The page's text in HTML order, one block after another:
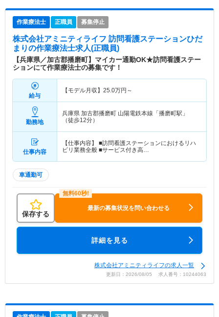
作業療法士 正職員 募集停止
株式会社アミニティライフ 訪問看護ステーションひだ
まりの作業療法士求人(正職員)
【兵庫県／加古郡播磨町】マイカー通勤OK★訪問看護ステー
ションにて作業療法士の募集です！
給与
【モデル月収】 25.0万円～
勤務地
兵庫県 加古郡播磨町 山陽電鉄本線「播磨町駅」
（徒歩12分）
仕事内容
【仕事内容】 ■訪問看護ステーションにおけるリハ
ビリ業務全般 ■サービス付き高…
車通勤可
保存する
最新の募集状況を問い合わせる
詳細を見る
株式会社アミニティライフの求人一覧
更新日：2026/08/05 求人番号：10244063